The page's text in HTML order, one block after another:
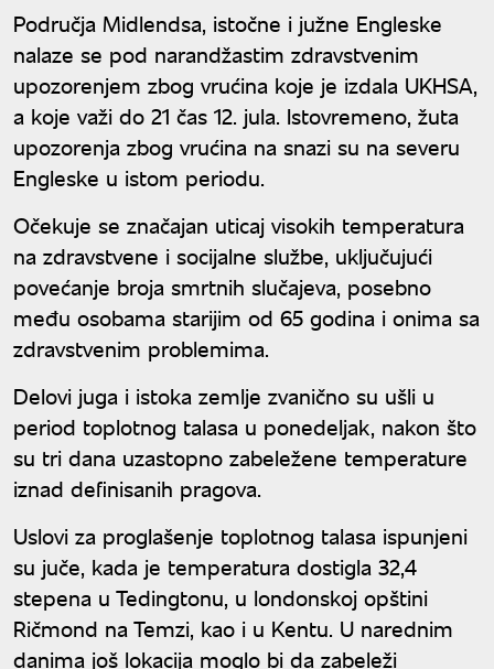
Područja Midlendsa, istočne i južne Engleske
nalaze se pod narandžastim zdravstvenim
upozorenjem zbog vrućina koje je izdala UKHSA,
a koje važi do 21 čas 12. jula. Istovremeno, žuta
upozorenja zbog vrućina na snazi su na severu
Engleske u istom periodu.
Očekuje se značajan uticaj visokih temperatura
na zdravstvene i socijalne službe, uključujući
povećanje broja smrtnih slučajeva, posebno
među osobama starijim od 65 godina i onima sa
zdravstvenim problemima.
Delovi juga i istoka zemlje zvanično su ušli u
period toplotnog talasa u ponedeljak, nakon što
su tri dana uzastopno zabeležene temperature
iznad definisanih pragova.
Uslovi za proglašenje toplotnog talasa ispunjeni
su juče, kada je temperatura dostigla 32,4
stepena u Tedingtonu, u londonskoj opštini
Ričmond na Temzi, kao i u Kentu. U narednim
danima još lokacija moglo bi da zabeleži